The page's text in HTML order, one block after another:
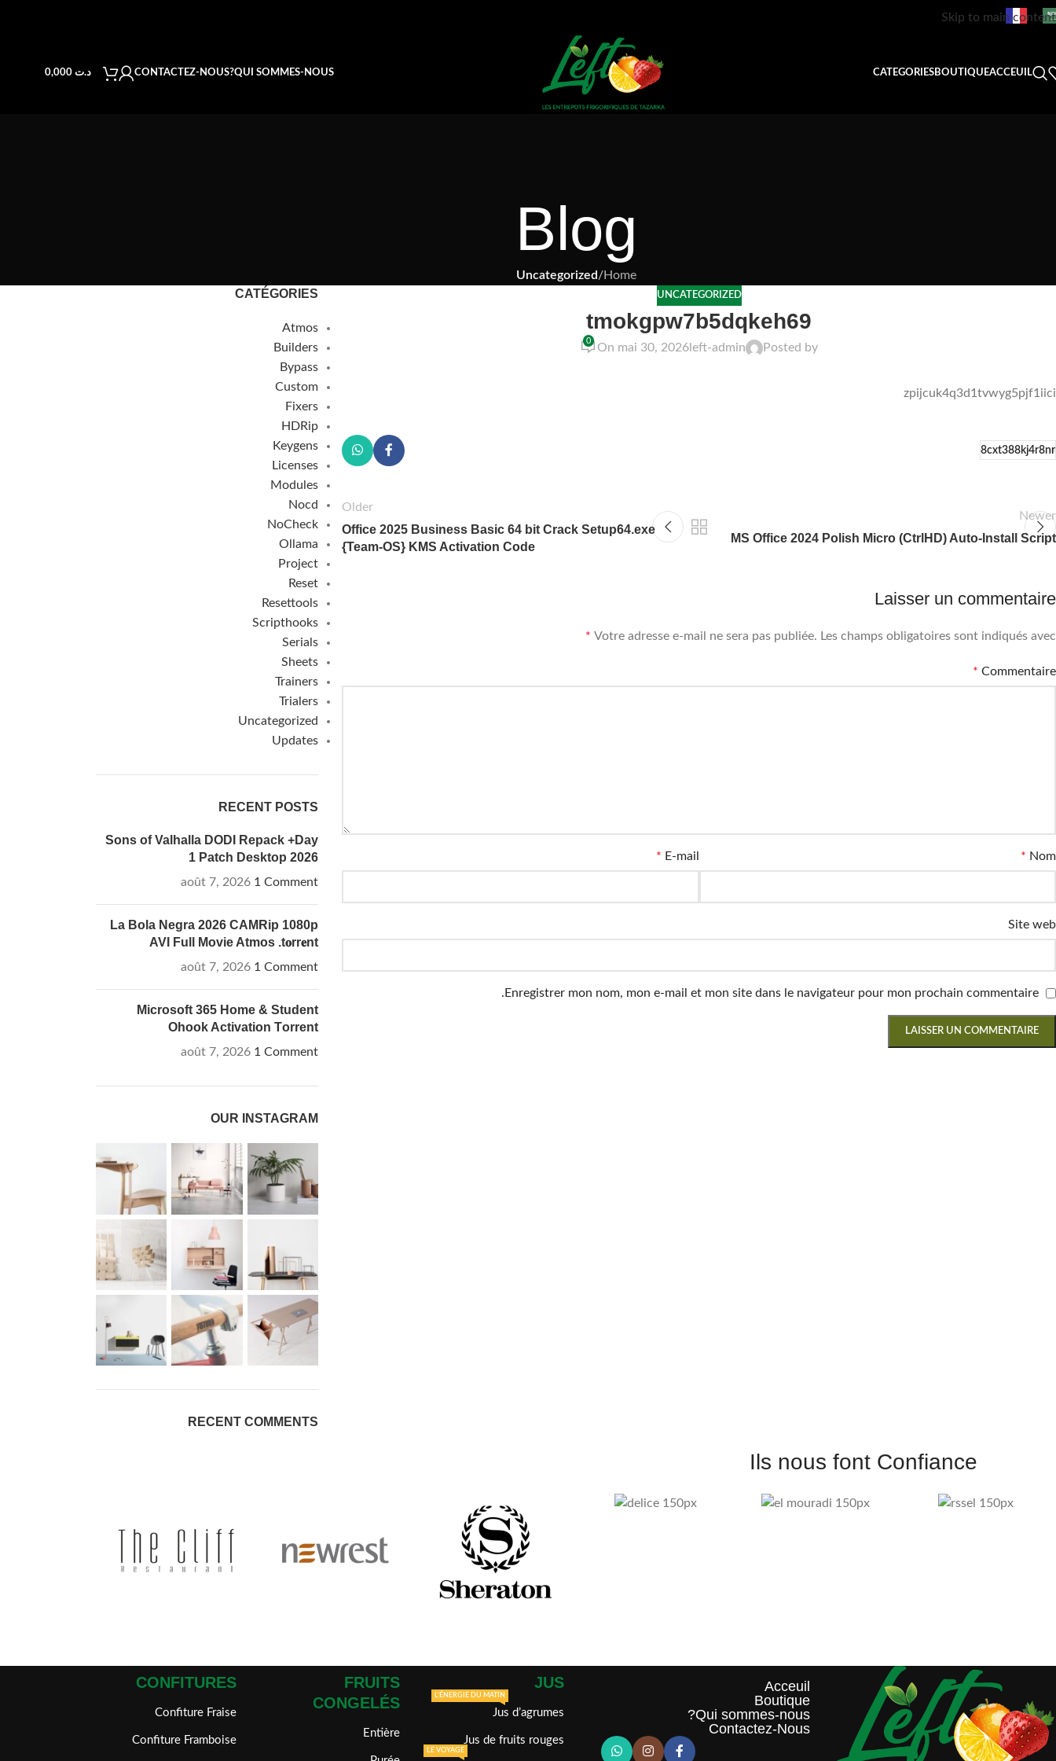
Skip to main content
ACCEUIL
BOUTIQUE
CATEGORIES
QUI SOMMES-NOUS?
CONTACTEZ-NOUS د.ت0,000
Blog
Home
/
Uncategorized
UNCATEGORIZED
tmokgpw7b5dqkeh69
Posted by
left-admin
On mai 30, 2026
0
zpijcuk4q3d1tvwyg5pjf1iici
8cxt388kj4r8nr
Newer
MS Office 2024 Polish Micro (CtrlHD) Auto-Install Script
Older
Office 2025 Business Basic 64 bit Crack Setup64.exe
{Team-OS} KMS Activation Code
Laisser un commentaire
Votre adresse e-mail ne sera pas publiée. Les champs obligatoires sont indiqués avec
*
Commentaire
*
Nom
*
E-mail
*
Site web
Enregistrer mon nom, mon e-mail et mon site dans le navigateur pour mon prochain commentaire.
CATÉGORIES
Atmos
Builders
Bypass
Custom
Fixers
HDRip
Keygens
Licenses
Modules
Nocd
NoCheck
Ollama
Project
Reset
Resettools
Scripthooks
Serials
Sheets
Trainers
Trialers
Uncategorized
Updates
RECENT POSTS
Sons of Valhalla DODI Repack +Day
1 Patch Desktop 2026
août 7, 2026 1 Comment
La Bola Negra 2026 CAMRip 1080p
AVI Full Movie Atmos .t𝐨rr𝐞nt
août 7, 2026 1 Comment
Microsoft 365 Home & Student
Ohook Activation Tоrrеnt
août 7, 2026 1 Comment
OUR INSTAGRAM
RECENT COMMENTS
Ils nous font Confiance
Acceuil
Boutique
Qui sommes-nous?
Contactez-Nous
JUS
Jus d’agrumes
L'ÉNERGIE DU MATIN
Jus de fruits rouges
LE VOYAGE
FRUITS
CONGELÉS
Entière
CONFITURES
Confiture Fraise
Confiture Framboise
WhatsApp